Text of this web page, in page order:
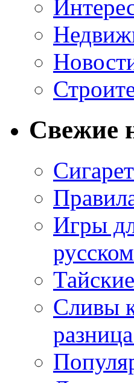
Свежие
Игры
русском
Сливы